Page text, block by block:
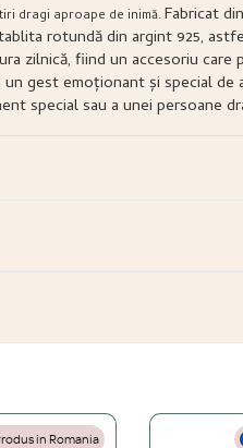
dragi aproape de inimă.Fabricat
rotundă din argint 925,
zilnică, fiind un accesoriu
gest emoționant și special de
special sau a unei persoane
in Romania